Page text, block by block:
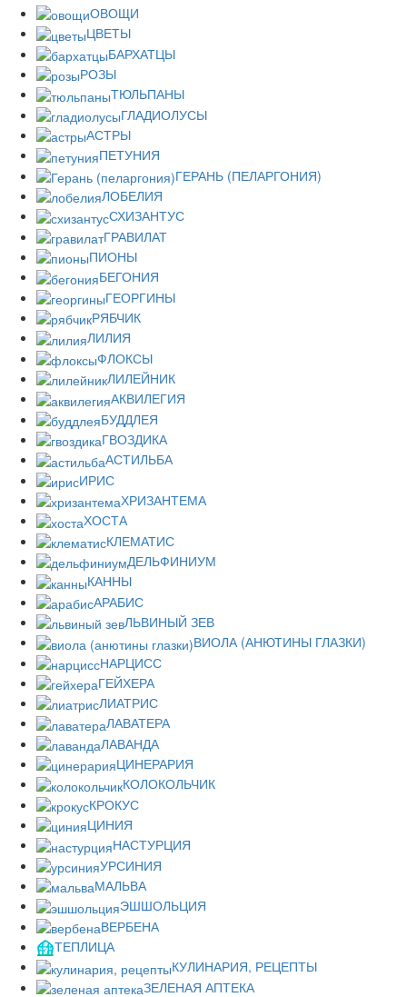
ОВОЩИ
ЦВЕТЫ
БАРХАТЦЫ
РОЗЫ
ТЮЛЬПАНЫ
ГЛАДИОЛУСЫ
АСТРЫ
ПЕТУНИЯ
ГЕРАНЬ (ПЕЛАРГОНИЯ)
ЛОБЕЛИЯ
СХИЗАНТУС
ГРАВИЛАТ
ПИОНЫ
БЕГОНИЯ
ГЕОРГИНЫ
РЯБЧИК
ЛИЛИЯ
ФЛОКСЫ
ЛИЛЕЙНИК
АКВИЛЕГИЯ
БУДДЛЕЯ
ГВОЗДИКА
АСТИЛЬБА
ИРИС
ХРИЗАНТЕМА
ХОСТА
КЛЕМАТИС
ДЕЛЬФИНИУМ
КАННЫ
АРАБИС
ЛЬВИНЫЙ ЗЕВ
ВИОЛА (АНЮТИНЫ ГЛАЗКИ)
НАРЦИСС
ГЕЙХЕРА
ЛИАТРИС
ЛАВАТЕРА
ЛАВАНДА
ЦИНЕРАРИЯ
КОЛОКОЛЬЧИК
КРОКУС
ЦИНИЯ
НАСТУРЦИЯ
УРСИНИЯ
МАЛЬВА
ЭШШОЛЬЦИЯ
ВЕРБЕНА
ТЕПЛИЦА
КУЛИНАРИЯ, РЕЦЕПТЫ
ЗЕЛЕНАЯ АПТЕКА